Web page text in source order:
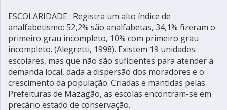
ESCOLARIDADE : Registra um alto índice de
analfabetismo: 52,2% são analfabetas, 34,1% fizeram o
primeiro grau incompleto, 10% com primeiro grau
incompleto. (Alegretti, 1998). Existem 19 unidades
escolares, mas que não são suficientes para atender a
demanda local, dada a dispersão dos moradores e o
crescimento da população. Criadas e mantidas pelas
Prefeituras de Mazagão, as escolas encontram-se em
precário estado de conservação.